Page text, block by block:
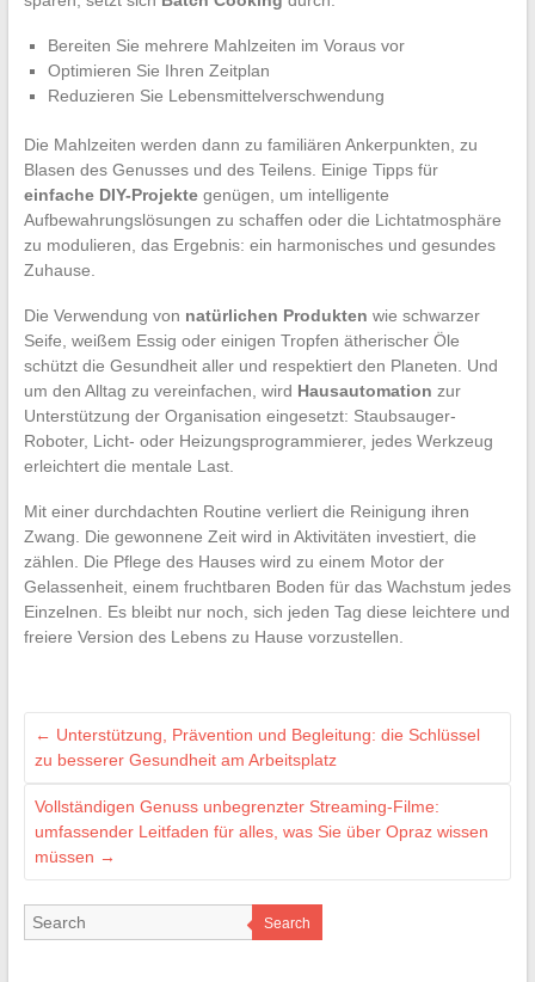
Bereiten Sie mehrere Mahlzeiten im Voraus vor
Optimieren Sie Ihren Zeitplan
Reduzieren Sie Lebensmittelverschwendung
Die Mahlzeiten werden dann zu familiären Ankerpunkten, zu
Blasen des Genusses und des Teilens. Einige Tipps für
einfache DIY-Projektegenügen, um intelligente
Aufbewahrungslösungen zu schaffen oder die Lichtatmosphäre
zu modulieren, das Ergebnis: ein harmonisches und gesundes
Zuhause.
Die Verwendung von natürlichen Produkten wie schwarzer
Seife, weißem Essig oder einigen Tropfen ätherischer Öle
schützt die Gesundheit aller und respektiert den Planeten. Und
um den Alltag zu vereinfachen, wird Hausautomation zur
Unterstützung der Organisation eingesetzt: Staubsauger-
Roboter, Licht- oder Heizungsprogrammierer, jedes Werkzeug
erleichtert die mentale Last.
Mit einer durchdachten Routine verliert die Reinigung ihren
Zwang. Die gewonnene Zeit wird in Aktivitäten investiert, die
zählen. Die Pflege des Hauses wird zu einem Motor der
Gelassenheit, einem fruchtbaren Boden für das Wachstum jedes
Einzelnen. Es bleibt nur noch, sich jeden Tag diese leichtere und
freiere Version des Lebens zu Hause vorzustellen.
← Unterstützung, Prävention und Begleitung: die Schlüssel
zu besserer Gesundheit am Arbeitsplatz
Vollständigen Genuss unbegrenzter Streaming-Filme:
umfassender Leitfaden für alles, was Sie über Opraz wissen
müssen →
Search